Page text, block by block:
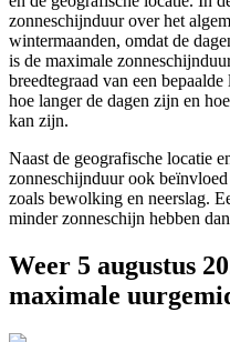
zonneschijnduur over het
wintermaanden, omdat de
is de maximale
breedtegraad van een
hoe langer de dagen zijn en
kan zijn.
Naast de geografische locatie
zonneschijnduur ook
zoals bewolking en neerslag.
minder zonneschijn hebben
Weer 5 augustus
maximale